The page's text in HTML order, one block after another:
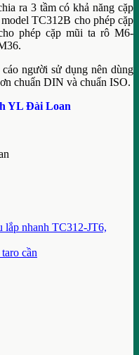
ra 3 tầm có khả năng cặp
TC312B cho phép cặp
phép cặp mũi ta rô M6-
người sử dụng nên dùng
chuẩn DIN và chuẩn ISO.
YL Đài Loan
lắp nhanh TC312-JT6,
cần